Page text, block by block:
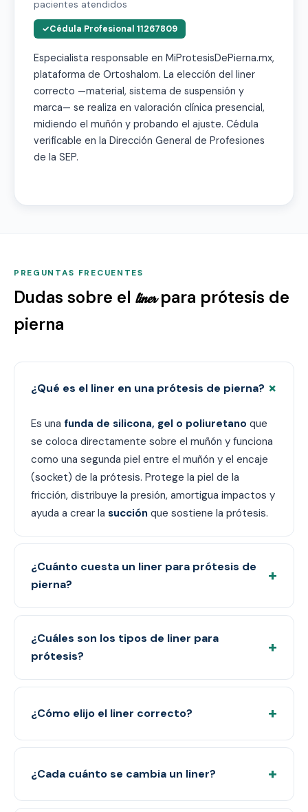
pacientes atendidos
Cédula Profesional 11267809
Especialista responsable en MiProtesisDePierna.mx,
plataforma de Ortoshalom. La elección del liner
correcto —material, sistema de suspensión y
marca— se realiza en valoración clínica presencial,
midiendo el muñón y probando el ajuste. Cédula
verificable en la Dirección General de Profesiones
de la SEP.
PREGUNTAS FRECUENTES
Dudas sobre el linerpara prótesis de
pierna
¿Qué es el liner en una prótesis de pierna?+
Es una funda de silicona, gel o poliuretano que
se coloca directamente sobre el muñón y funciona
como una segunda piel entre el muñón y el encaje
(socket) de la prótesis. Protege la piel de la
fricción, distribuye la presión, amortigua impactos y
ayuda a crear la succión que sostiene la prótesis.
¿Cuánto cuesta un liner para prótesis de
pierna?
+
¿Cuáles son los tipos de liner para
prótesis?
+
¿Cómo elijo el liner correcto? +
¿Cada cuánto se cambia un liner? +